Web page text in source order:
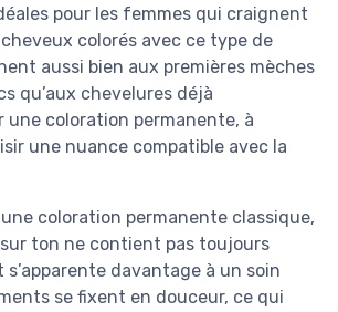
pour les femmes qui craignent
cheveux colorés avec ce type de
aussi bien aux premières mèches
qu’aux chevelures déjà
une coloration permanente, à
une nuance compatible avec la
coloration permanente classique,
ton ne contient pas toujours
s’apparente davantage à un soin
se fixent en douceur, ce qui